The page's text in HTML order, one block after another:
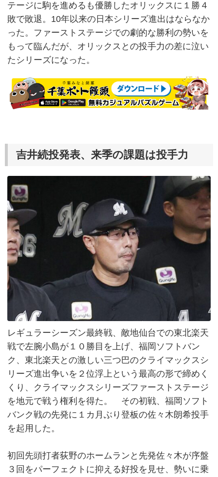
テージに駒を進めるも優勝したオリックスに１勝４
敗で敗退。10年以来の日本シリーズ進出はならなか
った。ファーストステージでの劇的な勝利の勢いを
もって臨んだが、オリックスとの投手力の差に泣い
たシリーズになった。
吉井続投発表、来季の課題は投手力
レギュラーシーズン最終戦、敵地仙台での東北楽天
戦で左腕小島が１０勝目を上げ、福岡ソフトバン
ク、東北楽天との激しい三つ巴のクライマックスシ
リーズ進出争いを２位浮上という最高の形で締めく
くり、クライマックスシリーズファーストステージ
を地元で戦う権利を得た。 その初戦、福岡ソフト
バンク戦の先発に１カ月ぶり登板の佐々木朗希投手
を起用した。
初回先頭打者荻野のホームランと先発佐々木が序盤
３回をパーフェクトに抑える好投を見せ、勢いに乗